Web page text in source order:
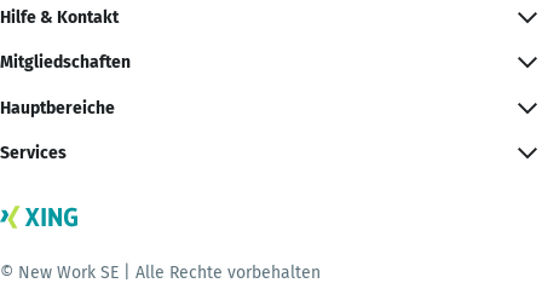
Hilfe & Kontakt
Mitgliedschaften
Hauptbereiche
Services
© New Work SE | Alle Rechte vorbehalten